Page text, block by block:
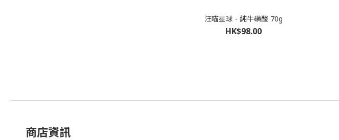
汪喵星球 - 純牛磺酸 70g
HK$98.00
商店資訊